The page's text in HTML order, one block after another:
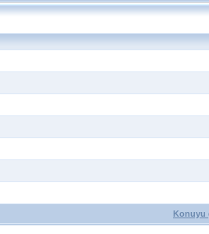
Konuyu